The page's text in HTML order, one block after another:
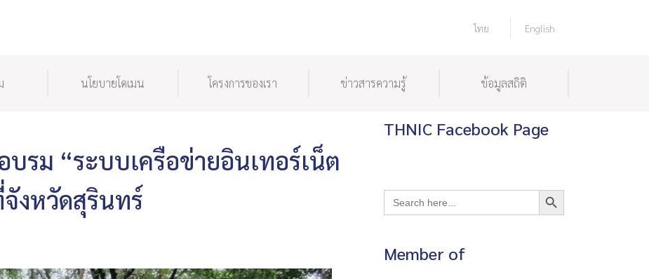
ไทย English
นโยบายโดเมน โครงการของเรา ข่าวสารความรู้ ข้อมูลสถิติ
บรม “ระบบเครือข่ายอินเทอร์เน็ต
งหวัดสุรินทร์
THNIC Facebook Page
Search
for:
Search Button
Member of